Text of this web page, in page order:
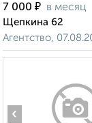
7 000 ₽ в месяц
Щепкина 62
Агентство,
‹